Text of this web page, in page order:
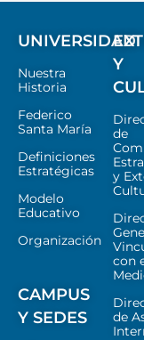
UNIVERSIDAD
Nuestra
Historia
Federico
Santa María
Definiciones
Estratégicas
Modelo
Educativo
Organización
CAMPUS
Y SEDES
Y
de
y
con
de